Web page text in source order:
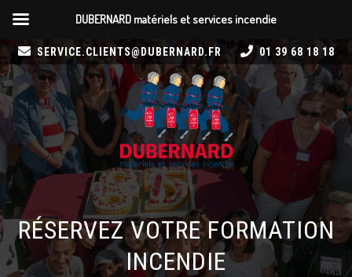
SERVICE.CLIENTS@DUBERNARD.FR 01 39 68 18 18
RÉSERVEZ VOTRE FORMATION
INCENDIE
DUBERNARD matériels et services incendie